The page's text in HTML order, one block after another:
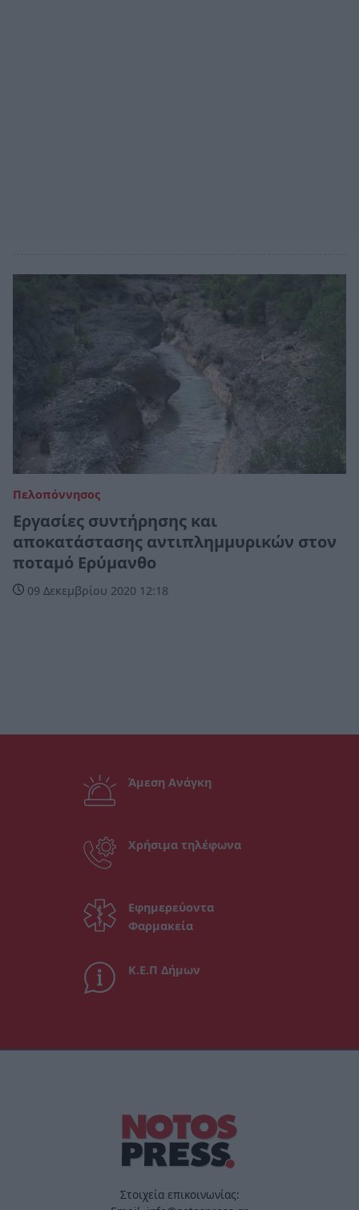
Πελοπόννησος
Εργασίες συντήρησης και
αποκατάστασης αντιπλημμυρικών στον
ποταμό Ερύμανθο
09 Δεκεμβρίου 2020 12:18
Άμεση Ανάγκη
Χρήσιμα τηλέφωνα
Εφημερεύοντα
Φαρμακεία
Κ.Ε.Π Δήμων
Στοιχεία επικοινωνίας: